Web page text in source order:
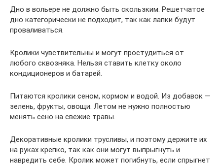
Дно в вольере не должно быть скользким. Решетчатое
дно категорически не подходит, так как лапки будут
проваливаться.
Кролики чувствительны и могут простудиться от
любого сквозняка. Нельзя ставить клетку около
кондиционеров и батарей.
Питаются кролики сеном, кормом и водой. Из добавок —
зелень, фрукты, овощи. Летом не нужно полностью
менять сено на свежие травы.
Декоративные кролики трусливы, и поэтому держите их
на руках крепко, так как они могут выпрыгнуть и
навредить себе. Кролик может погибнуть, если спрыгнет